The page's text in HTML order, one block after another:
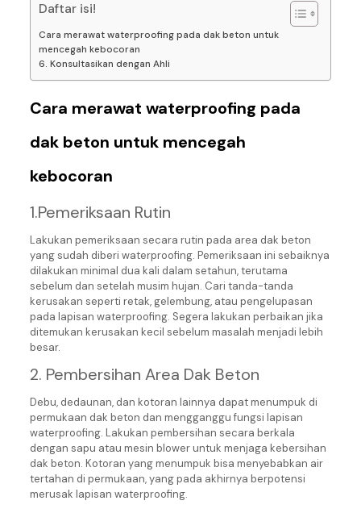
Daftar isi!
Cara merawat waterproofing pada dak beton untuk
mencegah kebocoran
6. Konsultasikan dengan Ahli
Cara merawat waterproofing pada
dak beton untuk mencegah
kebocoran
1.Pemeriksaan Rutin
Lakukan pemeriksaan secara rutin pada area dak beton
yang sudah diberi waterproofing. Pemeriksaan ini sebaiknya
dilakukan minimal dua kali dalam setahun, terutama
sebelum dan setelah musim hujan. Cari tanda-tanda
kerusakan seperti retak, gelembung, atau pengelupasan
pada lapisan waterproofing. Segera lakukan perbaikan jika
ditemukan kerusakan kecil sebelum masalah menjadi lebih
besar.
2. Pembersihan Area Dak Beton
Debu, dedaunan, dan kotoran lainnya dapat menumpuk di
permukaan dak beton dan mengganggu fungsi lapisan
waterproofing. Lakukan pembersihan secara berkala
dengan sapu atau mesin blower untuk menjaga kebersihan
dak beton. Kotoran yang menumpuk bisa menyebabkan air
tertahan di permukaan, yang pada akhirnya berpotensi
merusak lapisan waterproofing.